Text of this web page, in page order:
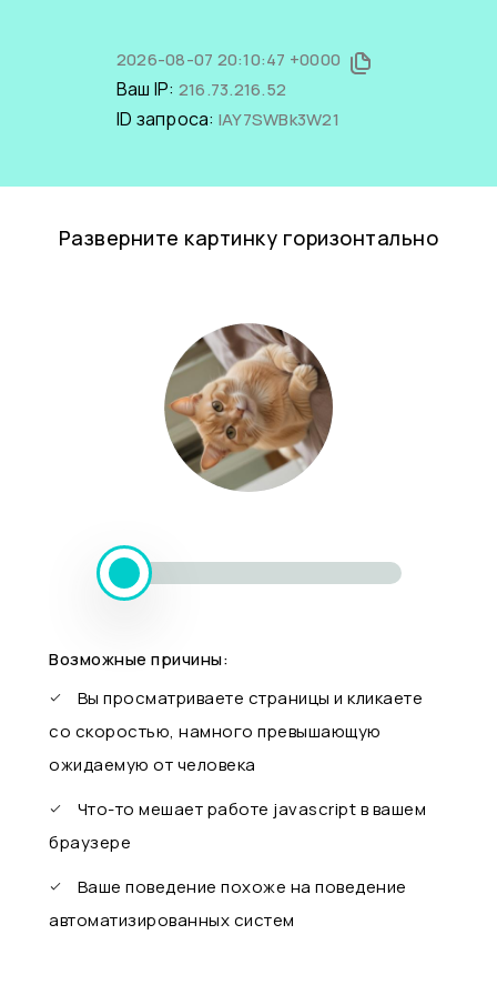
2026-08-07 20:10:47 +0000
Ваш IP: 216.73.216.52
ID запроса: lAY7SWBk3W21
Разверните картинку горизонтально
Возможные причины:
Вы просматриваете страницы и кликаете
со скоростью, намного превышающую
ожидаемую от человека
Что-то мешает работе javascript в вашем
браузере
Ваше поведение похоже на поведение
автоматизированных систем